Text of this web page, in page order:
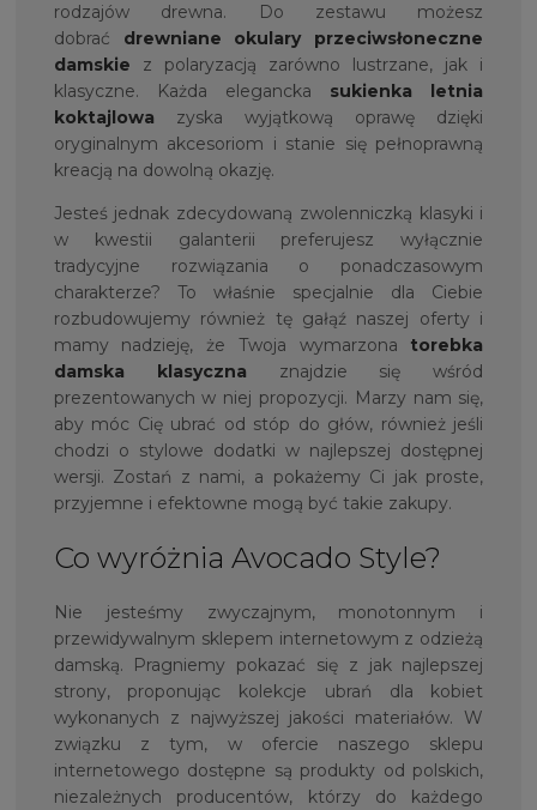
rodzajów drewna. Do zestawu możesz
dobrać drewniane okulary przeciwsłoneczne
damskie z polaryzacją zarówno lustrzane, jak i
klasyczne. Każda elegancka sukienka letnia
koktajlowa zyska wyjątkową oprawę dzięki
oryginalnym akcesoriom i stanie się pełnoprawną
kreacją na dowolną okazję.
Jesteś jednak zdecydowaną zwolenniczką klasyki i
w kwestii galanterii preferujesz wyłącznie
tradycyjne rozwiązania o ponadczasowym
charakterze? To właśnie specjalnie dla Ciebie
rozbudowujemy również tę gałąź naszej oferty i
mamy nadzieję, że Twoja wymarzona torebka
damska klasyczna znajdzie się wśród
prezentowanych w niej propozycji. Marzy nam się,
aby móc Cię ubrać od stóp do głów, również jeśli
chodzi o stylowe dodatki w najlepszej dostępnej
wersji. Zostań z nami, a pokażemy Ci jak proste,
przyjemne i efektowne mogą być takie zakupy.
Co wyróżnia Avocado Style?
Nie jesteśmy zwyczajnym, monotonnym i
przewidywalnym sklepem internetowym z odzieżą
damską. Pragniemy pokazać się z jak najlepszej
strony, proponując kolekcje ubrań dla kobiet
wykonanych z najwyższej jakości materiałów. W
związku z tym, w ofercie naszego sklepu
internetowego dostępne są produkty od polskich,
niezależnych producentów, którzy do każdego